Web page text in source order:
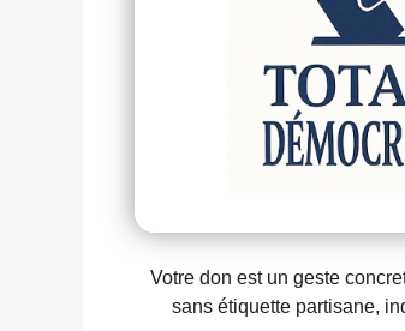
Votre don est un geste
sans étiquette partisane,